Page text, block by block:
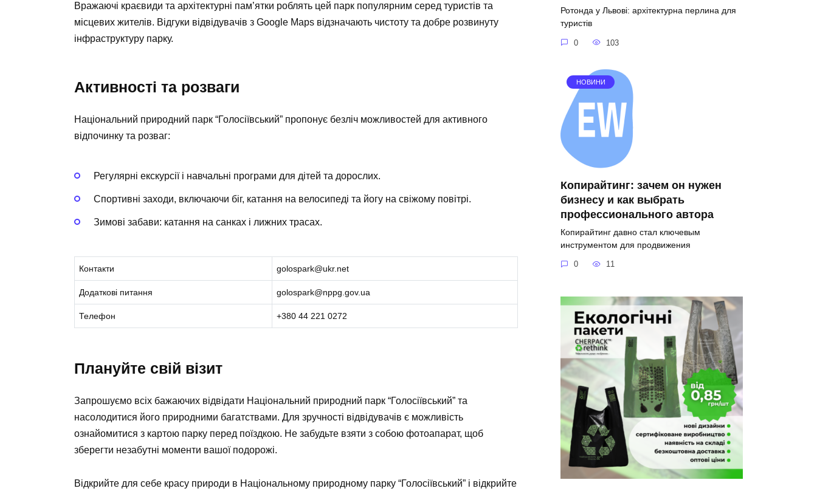
Вражаючі краєвиди та архітектурні пам’ятки роблять цей парк популярним серед туристів та
місцевих жителів. Відгуки відвідувачів з Google Maps відзначають чистоту та добре розвинуту
інфраструктуру парку.
Активності та розваги
Національний природний парк “Голосіївський” пропонує безліч можливостей для активного
відпочинку та розваг:
Регулярні екскурсії і навчальні програми для дітей та дорослих.
Спортивні заходи, включаючи біг, катання на велосипеді та йогу на свіжому повітрі.
Зимові забави: катання на санках і лижних трасах.
Контакти golospark@ukr.net
Додаткові питання golospark@nppg.gov.ua
Телефон +380 44 221 0272
Плануйте свій візит
Запрошуємо всіх бажаючих відвідати Національний природний парк “Голосіївський” та
насолодитися його природними багатствами. Для зручності відвідувачів є можливість
ознайомитися з картою парку перед поїздкою. Не забудьте взяти з собою фотоапарат, щоб
зберегти незабутні моменти вашої подорожі.
Відкрийте для себе красу природи в Національному природному парку “Голосіївський” і відкрийте
Ротонда у Львові: архітектурна перлина для
туристів
0 103
НОВИНИ
Копирайтинг: зачем он нужен
бизнесу и как выбрать
профессионального автора
Копирайтинг давно стал ключевым
инструментом для продвижения
0 11